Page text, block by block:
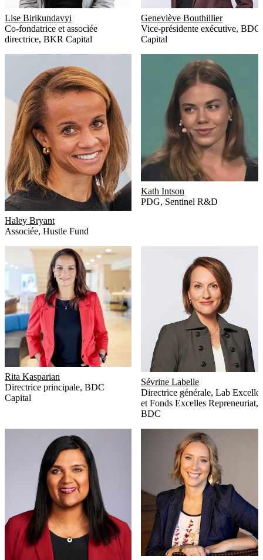
Lise Birikundavyi
Co-fondatrice et associée
directrice, BKR Capital
Geneviève Bouthillier
Vice-présidente exécutive, BDC
Capital
Haley Bryant
Associée, Hustle Fund
Kath Intson
PDG, Sentinel R&D
Rita Kasparian
Directrice principale, BDC
Capital
Sévrine Labelle
Directrice générale, Lab Excelles
et Fonds Excelles Repreneuriat,
BDC